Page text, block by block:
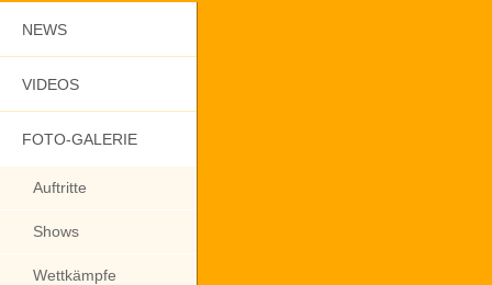
NEWS
VIDEOS
FOTO-GALERIE
Auftritte
Shows
Wettkämpfe